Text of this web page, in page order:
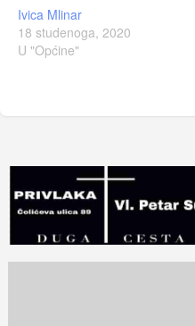
Ivica Mlinar
18 studenoga, 2020
U "Općine"